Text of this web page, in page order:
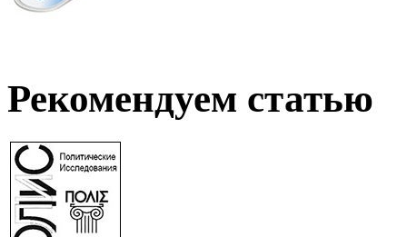
Рекомендуем статью